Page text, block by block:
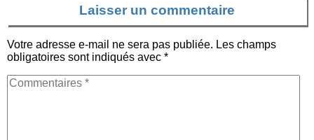
Laisser un commentaire
Votre adresse e-mail ne sera pas publiée. Les champs
obligatoires sont indiqués avec *